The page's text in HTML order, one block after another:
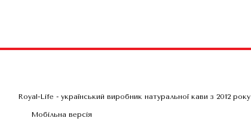
Royal-Life - український виробник натуральної кави з 2012 року
Мобільна версія